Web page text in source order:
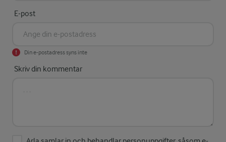
E-post
Din e-postadress syns inte
Skriv din kommentar